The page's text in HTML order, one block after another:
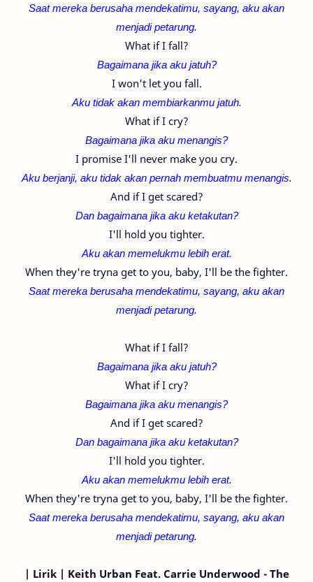
Saat mereka berusaha mendekatimu, sayang, aku akan
menjadi petarung.
What if I fall?
Bagaimana jika aku jatuh?
I won't let you fall.
Aku tidak akan membiarkanmu jatuh.
What if I cry?
Bagaimana jika aku menangis?
I promise I'll never make you cry.
Aku berjanji, aku tidak akan pernah membuatmu menangis.
And if I get scared?
Dan bagaimana jika aku ketakutan?
I'll hold you tighter.
Aku akan memelukmu lebih erat.
When they're tryna get to you, baby, I'll be the fighter.
Saat mereka berusaha mendekatimu, sayang, aku akan
menjadi petarung.
What if I fall?
Bagaimana jika aku jatuh?
What if I cry?
Bagaimana jika aku menangis?
And if I get scared?
Dan bagaimana jika aku ketakutan?
I'll hold you tighter.
Aku akan memelukmu lebih erat.
When they're tryna get to you, baby, I'll be the fighter.
Saat mereka berusaha mendekatimu, sayang, aku akan
menjadi petarung.
| Lirik | Keith Urban Feat. Carrie Underwood - The